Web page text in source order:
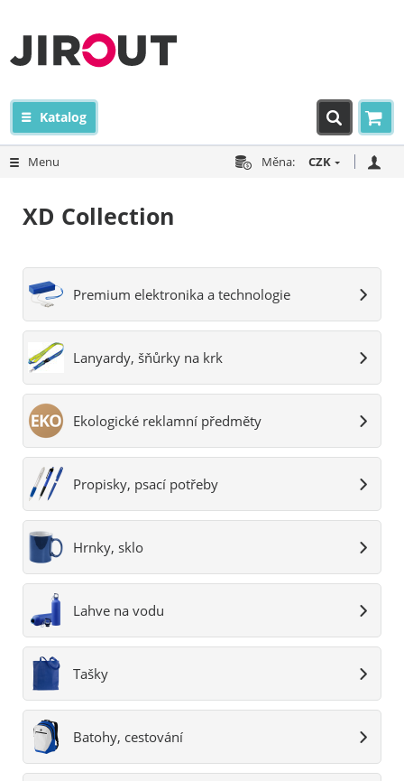
Katalog
Menu Měna: CZK
XD Collection
Premium elektronika a technologie
Lanyardy, šňůrky na krk
Ekologické reklamní předměty
Propisky, psací potřeby
Hrnky, sklo
Lahve na vodu
Tašky
Batohy, cestování